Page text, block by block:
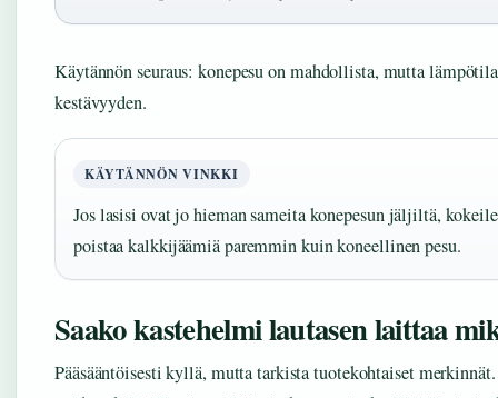
Käytännön seuraus: konepesu on mahdollista, mutta
kestävyyden.
KÄYTÄNNÖN VINKKI
Jos lasisi ovat jo hieman sameita konepesun jäljiltä,
poistaa kalkkijäämiä paremmin kuin koneellinen pesu.
Saako kastehelmi lautasen laittaa
Pääsääntöisesti kyllä, mutta tarkista tuotekohtaiset